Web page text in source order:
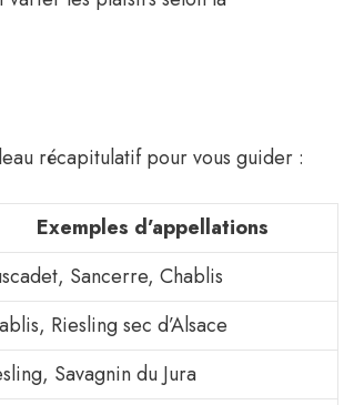
récapitulatif pour vous guider :
Exemples d’appellations
Sancerre, Chablis
Riesling sec d’Alsace
Savagnin du Jura